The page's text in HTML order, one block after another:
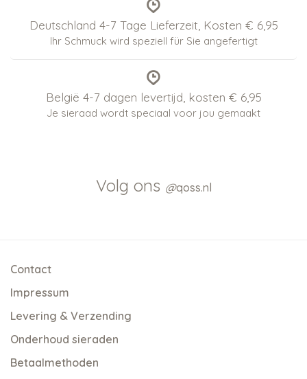
Deutschland 4-7 Tage Lieferzeit, Kosten € 6,95
Ihr Schmuck wird speziell für Sie angefertigt
België 4-7 dagen levertijd, kosten € 6,95
Je sieraad wordt speciaal voor jou gemaakt
Volg ons @qoss.nl
Contact
Impressum
Levering & Verzending
Onderhoud sieraden
Betaalmethoden